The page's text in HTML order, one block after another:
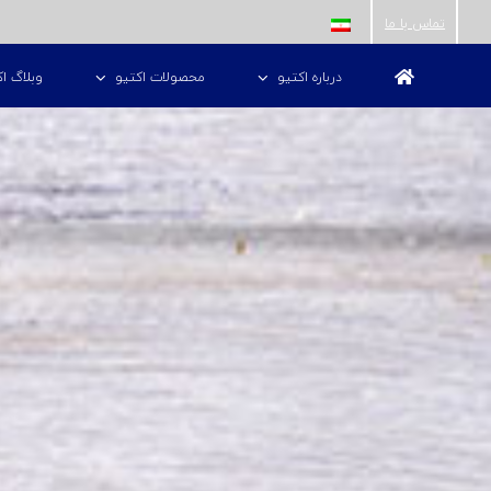
کردن
تماس با ما
درباره اکتیو محصولات اکتیو وبلاگ